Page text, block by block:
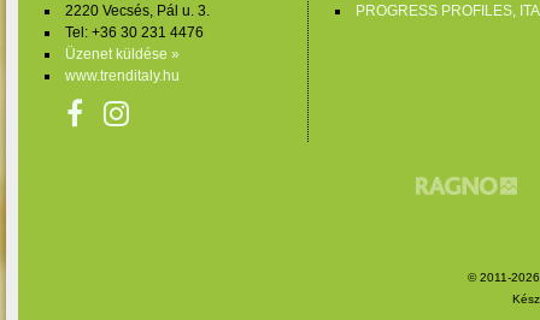
2220 Vecsés, Pál u. 3.
Tel: +36 30 231 4476
Üzenet küldése »
www.trenditaly.hu
PROGRESS PROFILES, ITA
© 2011-